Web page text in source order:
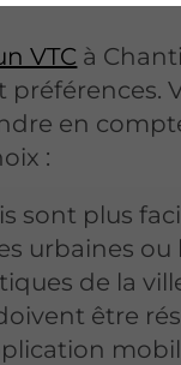
VTC à
préférences.
en
:
sont plus
urbaines ou
de la
être